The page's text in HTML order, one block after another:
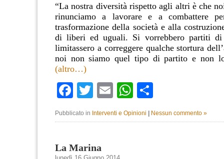
“La nostra diversità rispetto agli altri è che
rinunciamo a lavorare e a combattere
trasformazione della società e alla
di liberi ed uguali. Si vorrebbero partiti
limitassero a correggere qualche stortura
noi non siamo quel tipo di partito e non
(altro…)
Facebook
TwitterEmailWhatsApp
Pubblicato in Interventi e Opinioni | Nessun commento »
La Marina